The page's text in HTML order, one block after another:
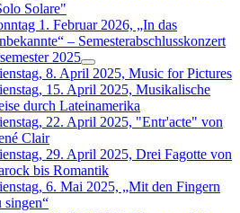
Solare"
1. Februar 2026, „In das
– Semesterabschlusskonzert
2025
8. April 2025, Music for Pictures
15. April 2025, Musikalische
durch Lateinamerika
22. April 2025, "Entr'acte" von
Clair
29. April 2025, Drei Fagotte von
bis Romantik
6. Mai 2025, „Mit den Fingern
singen“